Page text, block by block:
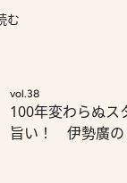
む
vol.38
100年変わらぬス
旨い！ 伊勢廣の